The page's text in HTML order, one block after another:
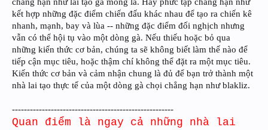
kết hợp những đặc điểm chiến đấu khác nhau để tạo ra chiến kê
nhanh, mạnh, bay và lùa -- những đặc điểm đối nghịch nhưng
vẫn có thể hội tụ vào một dòng gà. Nếu thiếu hoặc bỏ qua
những kiến thức cơ bản, chúng ta sẽ không biết làm thế nào để
tiếp cận mục tiêu, hoặc thậm chí không thể đặt ra một mục tiêu.
Kiến thức cơ bản và cảm nhận chung là đủ để bạn trở thành một
nhà lai tạo thực tế của một dòng gà chọi chẳng hạn như blakliz.
------------------------------------------------------
Quan điểm là ngay cả những nhà lai